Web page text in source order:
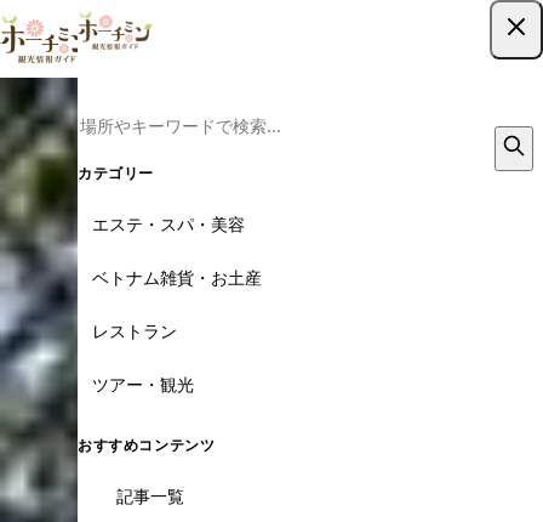
カテゴリー
エステ・スパ・美容
ベトナム雑貨・お土産
レストラン
ツアー・観光
おすすめコンテンツ
記事一覧